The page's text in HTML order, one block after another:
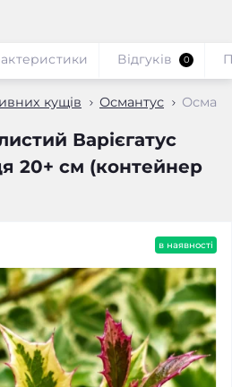
кущів Османтус
Варієгатус
20+ см (контейнер
Відгуків 0
в наявності